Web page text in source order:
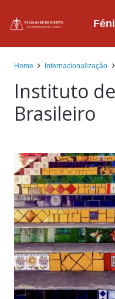
Home Internacionalização
Instituto
Brasileiro